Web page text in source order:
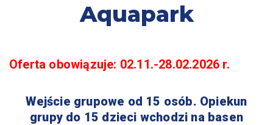
Aquapark
Oferta obowiązuje: 02.11.-28.02.2026 r.
Wejście grupowe od 15 osób. Opiekun
grupy do 15 dzieci wchodzi na basen